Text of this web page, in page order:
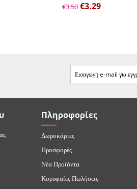
€3.50 €3.29
Πληροφορίες
Δωροκάρτες
Προσφορές
Νέα Προϊόντα
Κορυφαίες Πωλήσεις